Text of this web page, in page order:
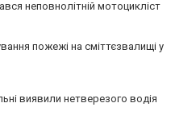
неповнолітній мотоцикліст
пожежі на сміттєзвалищі у
виявили нетверезого водія